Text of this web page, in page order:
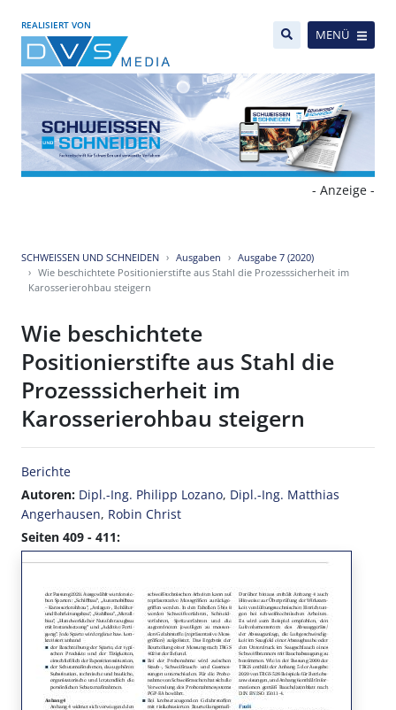
REALISIERT VON
MENÜ
- Anzeige -
SCHWEISSEN UND SCHNEIDEN Ausgaben
Ausgabe 7 (2020)
Wie beschichtete Positionierstifte aus Stahl die Prozesssicherheit im
Karosserierohbau steigern
Wie beschichtete
Positionierstifte aus Stahl die
Prozesssicherheit im
Karosserierohbau steigern
Berichte
Autoren: Dipl.-Ing. Philipp Lozano, Dipl.-Ing. Matthias
Angerhausen, Robin Christ
Seiten 409 - 411: